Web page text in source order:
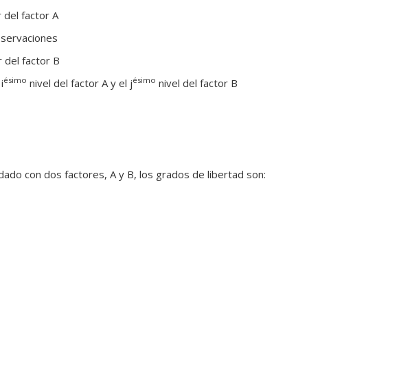
del factor A
del factor B
ésimo nivel del factor A y el jésimo nivel del factor B
con dos factores, A y B, los grados de libertad son: